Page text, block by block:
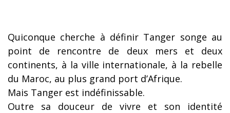
Quiconque cherche à définir Tanger songe au
point de rencontre de deux mers et deux
continents, à la ville internationale, à la rebelle
du Maroc, au plus grand port d’Afrique.
Mais Tanger est indéfinissable.
Outre sa douceur de vivre et son identité